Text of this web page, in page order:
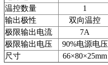
温控数量
1
输出极性
双向温控
极限输出电流
7A
极限输出电压
90%电源电压
尺寸
66×80×25mm